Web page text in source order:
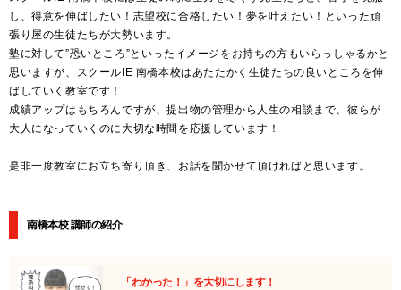
し、得意を伸ばしたい！志望校に合格したい！夢を叶えたい！といった頑
張り屋の生徒たちが大勢います。
塾に対して”恐いところ”といったイメージをお持ちの方もいらっしゃるかと
思いますが、スクールIE 南橋本校はあたたかく生徒たちの良いところを伸
ばしていく教室です！
成績アップはもちろんですが、提出物の管理から人生の相談まで、彼らが
大人になっていくのに大切な時間を応援しています！
是非一度教室にお立ち寄り頂き、お話を聞かせて頂ければと思います。
南橋本校 講師の紹介
「わかった！」を大切にします！